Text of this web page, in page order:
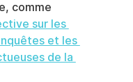
comme
sur les
et les
de la